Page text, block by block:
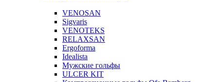
VENOSAN
Sigvaris
VENOTEKS
RELAXSAN
Ergoforma
Idealista
Мужские гольфы
ULCER KIT